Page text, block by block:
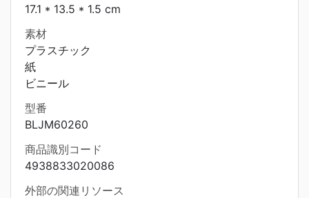
17.1 * 13.5 * 1.5 cm
素材
プラスチック
紙
ビニール
型番
BLJM60260
商品識別コード
4938833020086
外部の関連リソース